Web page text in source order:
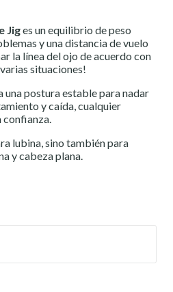
Jiges un equilibrio de peso
y una distancia de vuelo
la línea del ojo de acuerdo con
situaciones!
una postura estable para nadar
y caída, cualquier
confianza.
lubina, sino también para
y cabeza plana.